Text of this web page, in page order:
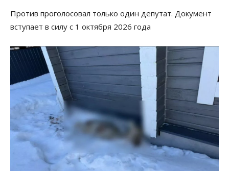
Против проголосовал только один депутат. Документ
вступает в силу с 1 октября 2026 года